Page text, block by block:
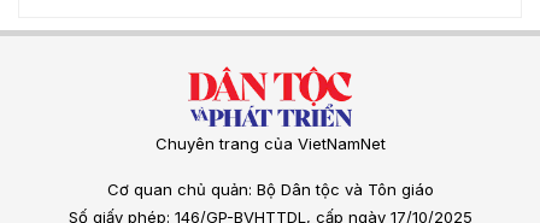
Chuyên trang của VietNamNet
Cơ quan chủ quản: Bộ Dân tộc và Tôn giáo
Số giấy phép: 146/GP-BVHTTDL, cấp ngày 17/10/2025